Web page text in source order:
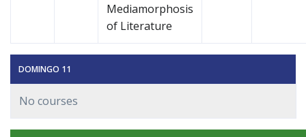
Mediamorphosis
of Literature
DOMINGO 11
No courses